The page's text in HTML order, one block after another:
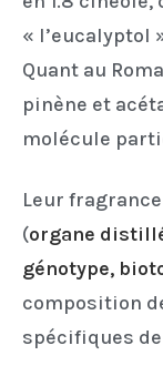
« l’eucalyptol
Quant au
pinène et
molécule
Leur
(organe
génotype,
composition
spécifiques